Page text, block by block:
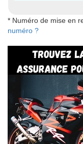
* Numéro de mise en
numéro ?